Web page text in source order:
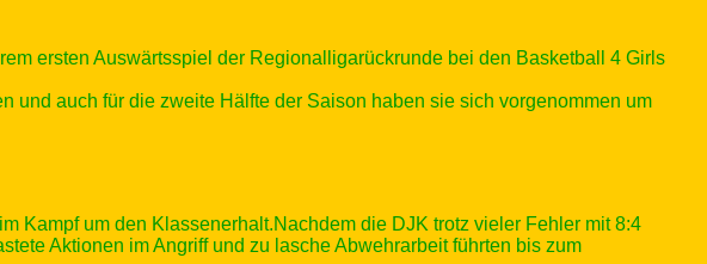
ersten Auswärtsspiel der Regionalligarückrunde bei den Basketball 4 Girls
und auch für die zweite Hälfte der Saison haben sie sich vorgenommen um
Kampf um den Klassenerhalt.Nachdem die DJK trotz vieler Fehler mit 8:4
Aktionen im Angriff und zu lasche Abwehrarbeit führten bis zum